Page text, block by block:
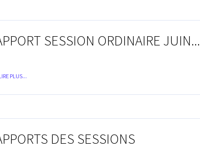
SESSION ORDINAIRE JUIN...
PLUS...
DES SESSIONS